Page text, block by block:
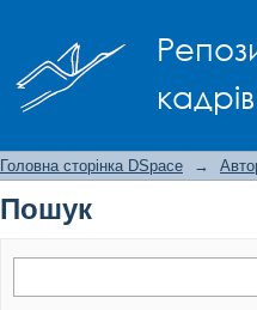
Головна сторінка DSpace →
Пошук